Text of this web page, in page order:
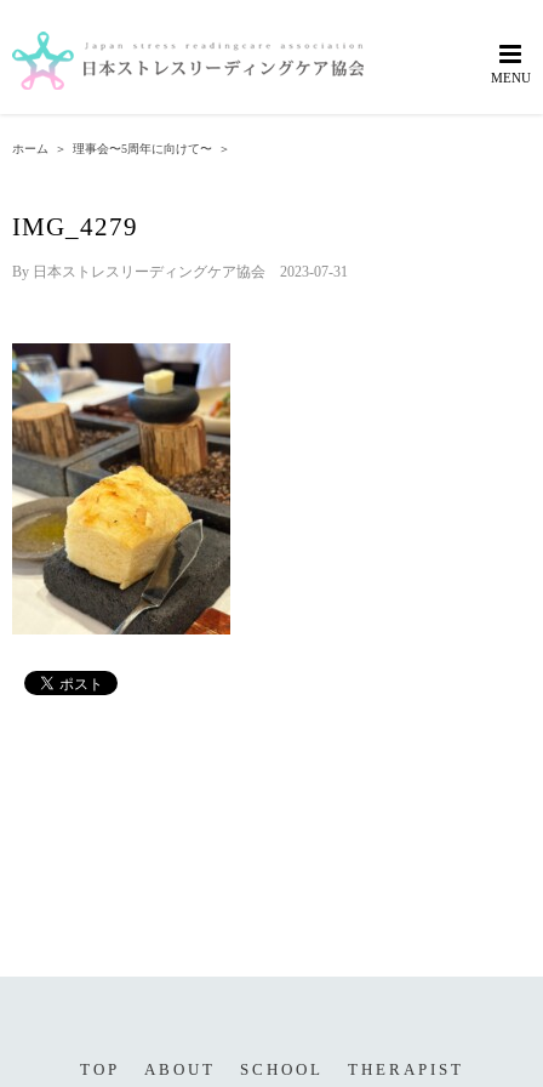
content
ホーム ＞ 理事会〜5周年に向けて〜 ＞
IMG_4279
By 日本ストレスリーディングケア協会 2023-07-31
TOP ABOUT SCHOOL THERAPIST